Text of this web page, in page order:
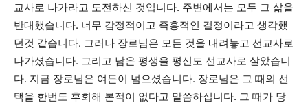
교사로 나가라고 도전하신 것입니다. 주변에서는 모두 그 삶을
반대했습니다. 너무 감정적이고 즉흥적인 결정이라고 생각했
던것 같습니다. 그러나 장로님은 모든 것을 내려놓고 선교사로
나가셨습니다. 그리고 남은 평생을 평신도 선교사로 살았습니
다. 지금 장로님은 여든이 넘으셨습니다. 장로님은 그 때의 선
택을 한번도 후회해 본적이 없다고 말씀하십니다. 그 때가 당